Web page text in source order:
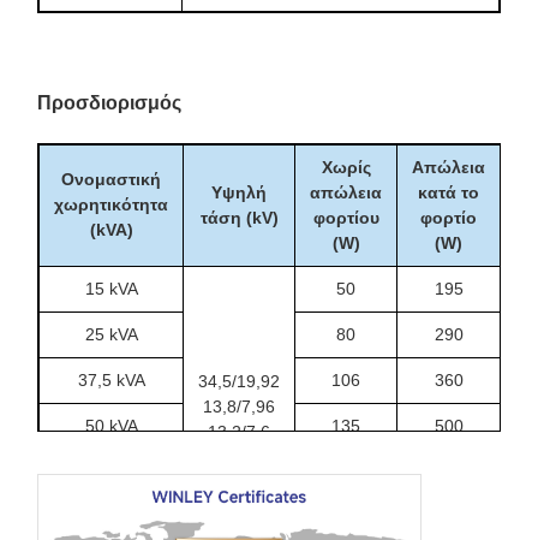
Προσδιορισμός
Ονομαστική
χωρητικότητα
(kVA)
Υψηλή
τάση (kV)
Χωρίς
απώλεια
φορτίου
(W)
Απώλεια
κατά το
φορτίο
(W)
15 kVA
34,5/19,92
13,8/7,96
13,2/7,6
ή άλλα
50 195
25 kVA 80 290
37,5 kVA 106 360
50 kVA 135 500
75 kVA 190